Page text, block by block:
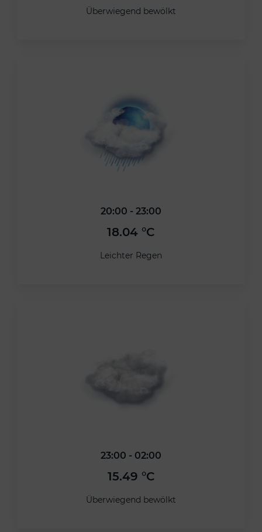
Überwiegend bewölkt
20:00 - 23:00
18.04 °C
Leichter Regen
23:00 - 02:00
15.49 °C
Überwiegend bewölkt